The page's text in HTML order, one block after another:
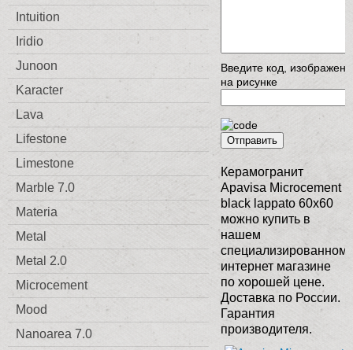
Intuition
Iridio
Junoon
Karacter
Lava
Lifestone
Limestone
Marble 7.0
Materia
Metal
Metal 2.0
Microcement
Mood
Nanoarea 7.0
Введите код,
на рисунке
Отправить
Керамогранит
Apavisa Microcement
black lappato 60x60
можно купить в
нашем
специализированном
интернет магазине
по хорошей цене.
Доставка по России.
Гарантия
производителя.